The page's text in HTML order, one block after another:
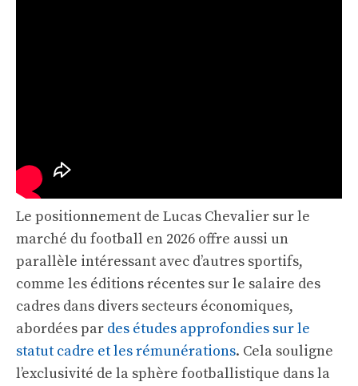
Le positionnement de Lucas Chevalier sur le
marché du football en 2026 offre aussi un
parallèle intéressant avec d’autres sportifs,
comme les éditions récentes sur le salaire des
cadres dans divers secteurs économiques,
abordées par des études approfondies sur le
statut cadre et les rémunérations. Cela souligne
l’exclusivité de la sphère footballistique dans la